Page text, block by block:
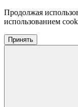
Продолжая
использованием
Принять